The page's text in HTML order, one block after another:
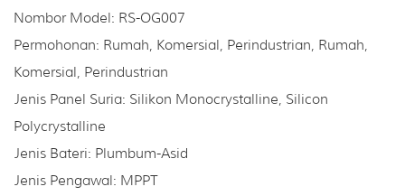
Nombor Model: RS-OG007
Permohonan: Rumah, Komersial, Perindustrian, Rumah,
Komersial, Perindustrian
Jenis Panel Suria: Silikon Monocrystalline, Silicon
Polycrystalline
Jenis Bateri: Plumbum-Asid
Jenis Pengawal: MPPT